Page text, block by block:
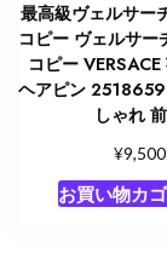
最高級ヴェルサー
コピー ヴェルサー
コピー
ヘアピン
しゃれ
¥9,500
お買い物カ